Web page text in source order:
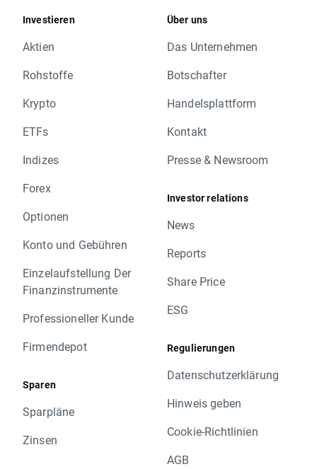
Investieren
Aktien
Rohstoffe
Krypto
ETFs
Indizes
Forex
Optionen
Konto und Gebühren
Einzelaufstellung Der
Finanzinstrumente
Professioneller Kunde
Firmendepot
Sparen
Sparpläne
Zinsen
Über uns
Das Unternehmen
Botschafter
Handelsplattform
Kontakt
Presse & Newsroom
Investor relations
News
Reports
Share Price
ESG
Regulierungen
Datenschutzerklärung
Hinweis geben
Cookie-Richtlinien
AGB